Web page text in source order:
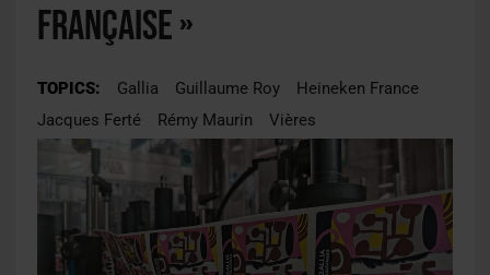
française »
TOPICS: Gallia Guillaume Roy
Heineken France
Jacques Ferté
Rémy Maurin Vières